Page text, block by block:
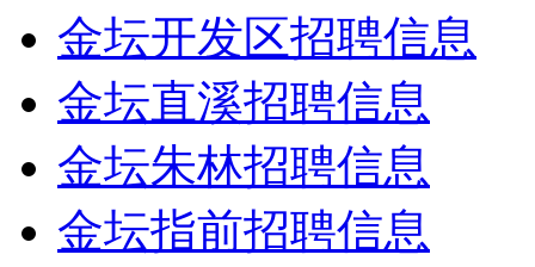
金坛开发区招聘信息
金坛直溪招聘信息
金坛朱林招聘信息
金坛指前招聘信息